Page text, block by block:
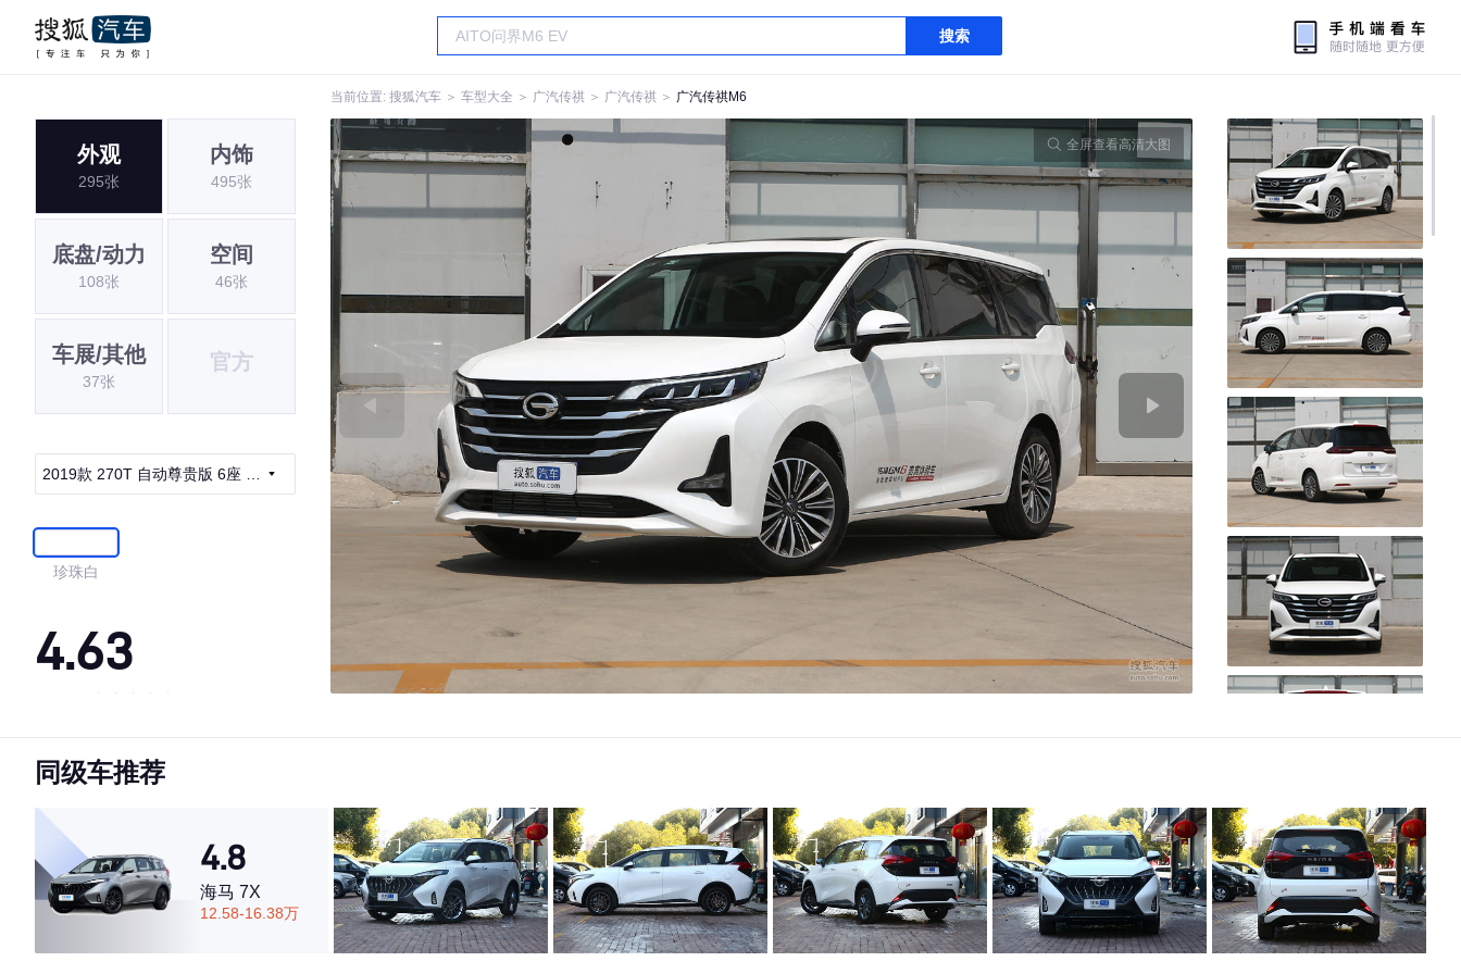
搜索
当前位置: 搜狐汽车 ＞ 车型大全 ＞ 广汽传祺 ＞ 广汽传祺 ＞ 广汽传祺M6
外观
295张
内饰
495张
底盘/动力
108张
空间
46张
车展/其他
37张
官方
2019款 270T 自动尊贵版 6座 国
珍珠白
4.63
·内饰表现较为优秀，优于56%同级车
·空间表现一般，低于67%同级车
全屏查看高清大图
同级车推荐
4.8
海马 7X
12.58-16.38万